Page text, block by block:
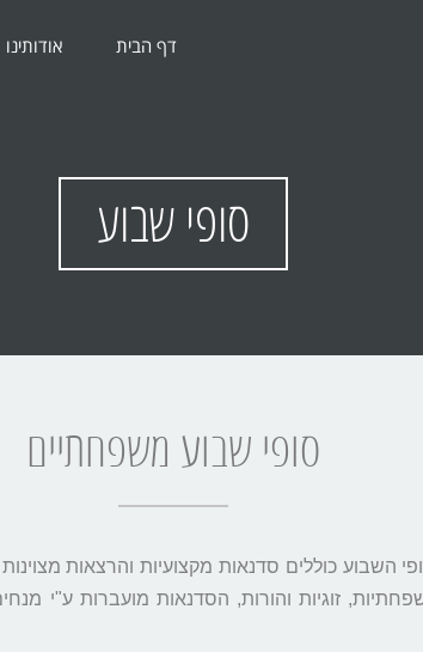
דף הבית אודותינו
סופי שבוע
סופי שבוע משפחתיים
השבוע כוללים סדנאות מקצועיות והרצאות
זוגיות והורות, הסדנאות מועברות ע"י